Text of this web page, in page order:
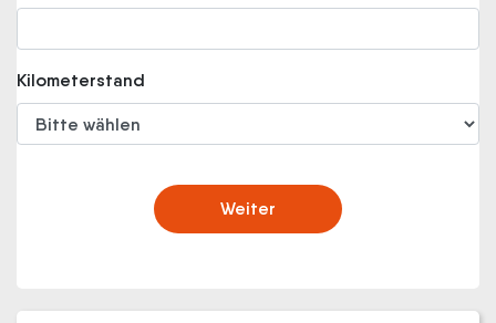
Kilometerstand
Weiter